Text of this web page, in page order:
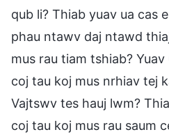
qub li? Thiab yuav ua cas
phau ntawv daj ntawd
mus rau tiam tshiab?
coj tau koj mus nrhiav tej
Vajtswv tes hauj lwm?
coj tau koj mus rau saum